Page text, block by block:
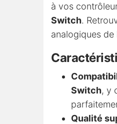
à vos
Switch.
analogiques de
Switch, y
Qualité